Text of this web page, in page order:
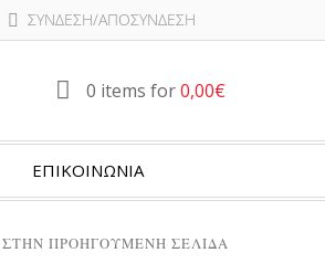
ΣΎΝΔΕΣΗ/ΑΠΟΣΎΝΔΕΣΗ
0 items for0,00€
ΕΠΙΚΟΙΝΩΝΙΑ
ΣΤΗΝ ΠΡΟΗΓΟΎΜΕΝΗ ΣΕΛΊΔΑ